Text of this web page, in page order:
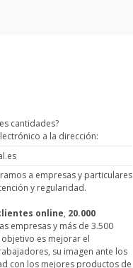
cantidades?
a la dirección:
a empresas y particulares
y regularidad.
online, 20.000
empresas y más de 3.500
es mejorar el
su imagen ante los
con los mejores productos de